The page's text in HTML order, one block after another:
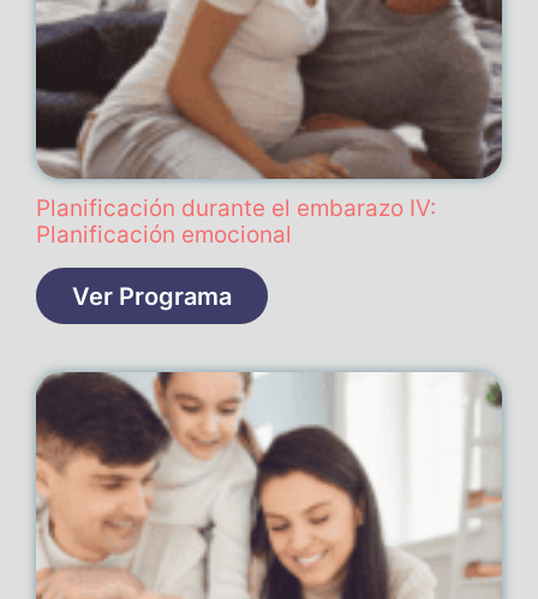
Planificación durante el embarazo IV:
Planificación emocional
Ver Programa